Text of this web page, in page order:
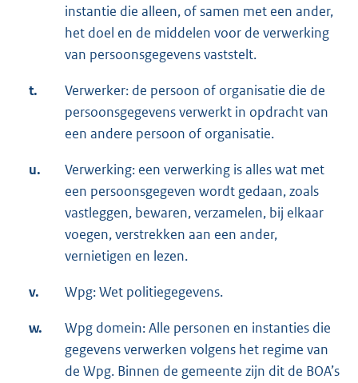
instantie die alleen, of samen met een ander,
het doel en de middelen voor de verwerking
van persoonsgegevens vaststelt.
t.
Verwerker: de persoon of organisatie die de
persoonsgegevens verwerkt in opdracht van
een andere persoon of organisatie.
u.
Verwerking: een verwerking is alles wat met
een persoonsgegeven wordt gedaan, zoals
vastleggen, bewaren, verzamelen, bij elkaar
voegen, verstrekken aan een ander,
vernietigen en lezen.
v. Wpg: Wet politiegegevens.
w.
Wpg domein: Alle personen en instanties die
gegevens verwerken volgens het regime van
de Wpg. Binnen de gemeente zijn dit de BOA’s